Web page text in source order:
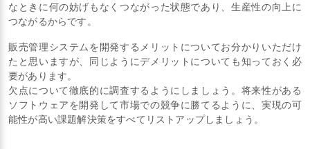
なときに何の妨げもなくつながった状態であり、生産性の向上に
つながるからです。
販売管理システムを開発するメリットについてお分かりいただけ
たと思いますが、同じようにデメリットについても知っておく必
要があります。
欠点について徹底的に調査するようにしましょう。将来性がある
ソフトウェアを開発して市場での競争に勝てるように、実現の可
能性が高い課題解決策をすべてリストアップしましょう。